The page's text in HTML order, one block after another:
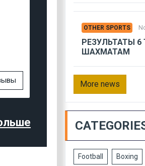
OTHER SPORTS
РЕЗУЛЬТАТЫ 6
ШАХМАТАМ
More news
Football Boxing